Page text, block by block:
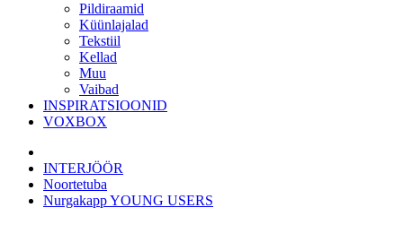
Pildiraamid
Küünlajalad
Tekstiil
Kellad
Muu
Vaibad
INSPIRATSIOONID
VOXBOX
INTERJÖÖR
Noortetuba
Nurgakapp YOUNG USERS